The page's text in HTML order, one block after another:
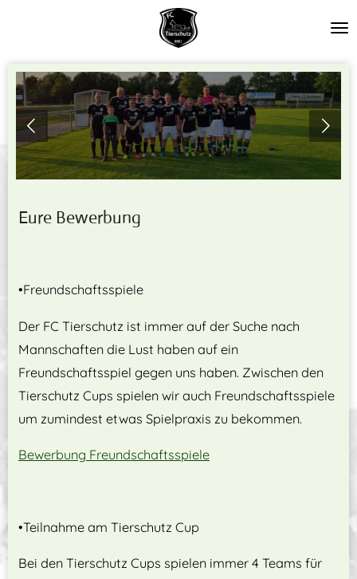
Eure Bewerbung
•Freundschaftsspiele
Der FC Tierschutz ist immer auf der Suche nach
Mannschaften die Lust haben auf ein
Freundschaftsspiel gegen uns haben. Zwischen den
Tierschutz Cups spielen wir auch Freundschaftsspiele
um zumindest etwas Spielpraxis zu bekommen.
Bewerbung Freundschaftsspiele
•Teilnahme am Tierschutz Cup
Bei den Tierschutz Cups spielen immer 4 Teams für